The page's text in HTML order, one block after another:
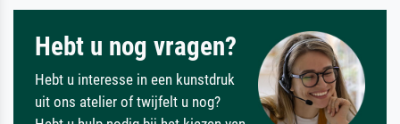
Hebt u nog vragen?
Hebt u interesse in een kunstdruk
uit ons atelier of twijfelt u nog?